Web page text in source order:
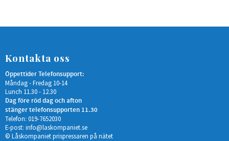
Kontakta oss
Öppettider Telefonsupport:
Måndag - Fredag 10-14
Lunch 11.30 - 12.30
Dag före röd dag och afton
stänger telefonsupporten 11.30
Telefon: 019-7652030
E-post: info@laskompaniet.se
© Låskompaniet prispressaren på nätet